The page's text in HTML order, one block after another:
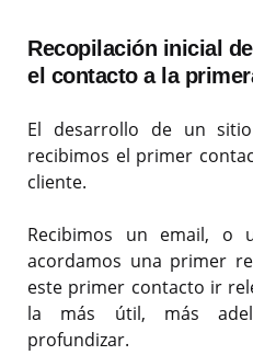
Recopilación inicial
el contacto a la
El desarrollo de un
recibimos el primer
cliente.
Recibimos un email, o
acordamos una primer
este primer contacto ir
la más útil, más
profundizar.